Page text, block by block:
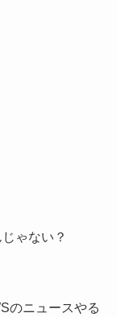
ゃない？
のニュースやる